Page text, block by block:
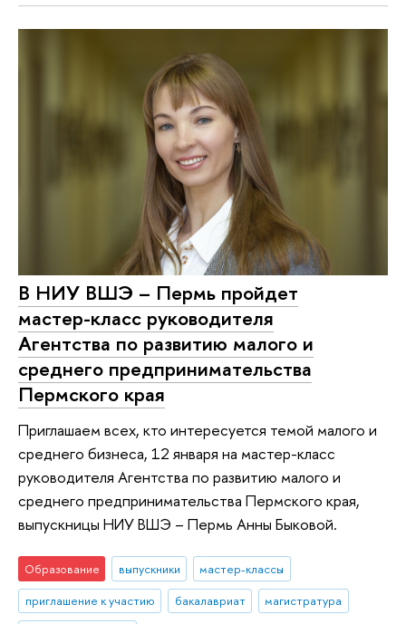
В НИУ ВШЭ – Пермь пройдет
мастер-класс руководителя
Агентства по развитию малого и
среднего предпринимательства
Пермского края
Приглашаем всех, кто интересуется темой малого и
среднего бизнеса, 12 января на мастер-класс
руководителя Агентства по развитию малого и
среднего предпринимательства Пермского края,
выпускницы НИУ ВШЭ – Пермь Анны Быковой.
Образование выпускники
мастер-классы
приглашение к участию
бакалавриат
магистратура